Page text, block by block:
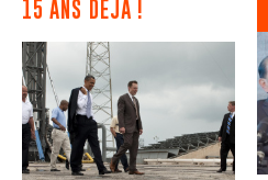
15 ANS DÉJÀ !